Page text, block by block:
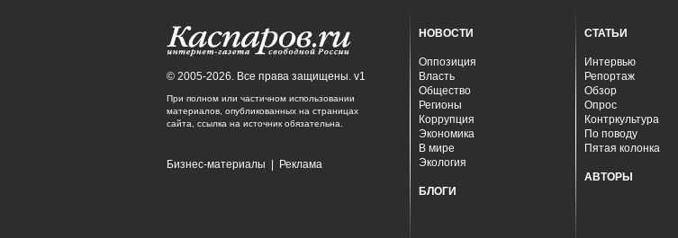
© 2005-2026. Все права защищены. v1
При полном или частичном использовании
материалов, опубликованных на страницах
сайта, ссылка на источник обязательна.
Бизнес-материалы Реклама
НОВОСТИ
Оппозиция
Власть
Общество
Регионы
Коррупция
Экономика
В мире
Экология
БЛОГИ
СТАТЬИ
Интервью
Репортаж
Обзор
Опрос
Контркультура
По поводу
Пятая колонка
АВТОРЫ